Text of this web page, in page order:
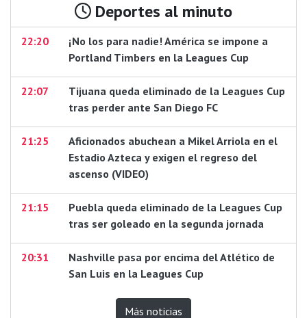
Deportes al minuto
22:20
¡No los para nadie! América se impone a
Portland Timbers en la Leagues Cup
22:07
Tijuana queda eliminado de la Leagues Cup
tras perder ante San Diego FC
21:25
Aficionados abuchean a Mikel Arriola en el
Estadio Azteca y exigen el regreso del
ascenso (VIDEO)
21:15
Puebla queda eliminado de la Leagues Cup
tras ser goleado en la segunda jornada
20:31
Nashville pasa por encima del Atlético de
San Luis en la Leagues Cup
Más noticias